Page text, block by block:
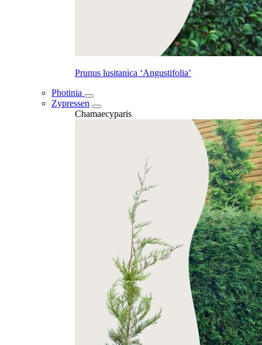
Prunus lusitanica ‘Angustifolia’
Photinia
Zypressen
Chamaecyparis